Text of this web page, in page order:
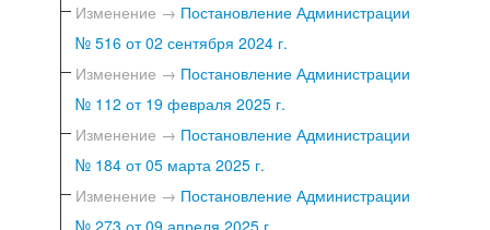
Изменение → Постановление Администрации
№ 516 от 02 сентября 2024 г.
Изменение → Постановление Администрации
№ 112 от 19 февраля 2025 г.
Изменение → Постановление Администрации
№ 184 от 05 марта 2025 г.
Изменение → Постановление Администрации
№ 273 от 09 апреля 2025 г.